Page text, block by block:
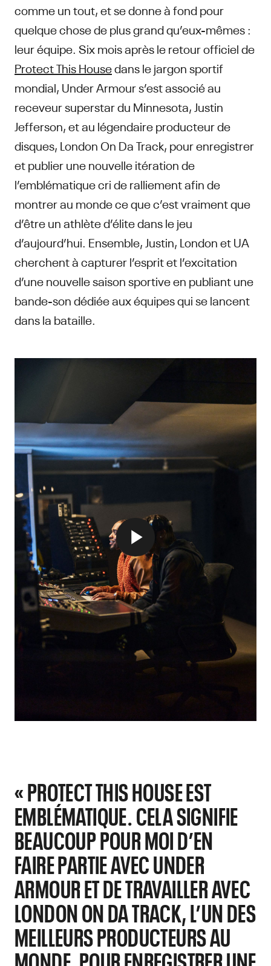
comme un tout, et se donne à fond pour
quelque chose de plus grand qu’eux-mêmes :
leur équipe. Six mois après le retour officiel de
Protect This Housedans le jargon sportif
mondial, Under Armour s’est associé au
receveur superstar du Minnesota, Justin
Jefferson, et au légendaire producteur de
disques, London On Da Track, pour enregistrer
et publier une nouvelle itération de
l’emblématique cri de ralliement afin de
montrer au monde ce que c’est vraiment que
d’être un athlète d’élite dans le jeu
d’aujourd’hui. Ensemble, Justin, London et UA
cherchent à capturer l’esprit et l’excitation
d’une nouvelle saison sportive en publiant une
bande-son dédiée aux équipes qui se lancent
dans la bataille.
« PROTECT THIS HOUSE EST
EMBLÉMATIQUE. CELA SIGNIFIE
BEAUCOUP POUR MOI D’EN
FAIRE PARTIE AVEC UNDER
ARMOUR ET DE TRAVAILLER AVEC
LONDON ON DA TRACK, L’UN DES
MEILLEURS PRODUCTEURS AU